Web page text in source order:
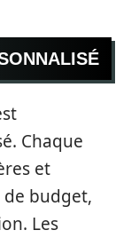
Chaque
et
budget,
Les